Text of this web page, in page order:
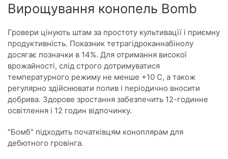
Вирощування конопель Bomb
Гровери цінують штам за простоту культивації і приємну
продуктивність. Показник тетрагідроканнабінолу
досягає позначки в 14%. Для отримання високої
врожайності, слід строго дотримуватися
температурного режиму не менше +10 C, а також
регулярно здійснювати полив і періодично вносити
добрива. Здорове зростання забезпечить 12-годинне
освітлення і 12 годин відпочинку.
"Бомб" підходить початківцям коноплярам для
дебютного гровінга.